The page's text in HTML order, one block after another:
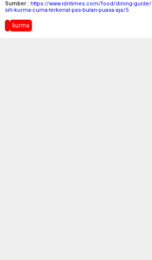
Sumber : https://www.idntimes.com/food/dining-guide/
sih-kurma-cuma-terkenal-pas-bulan-puasa-aja/5
kurma